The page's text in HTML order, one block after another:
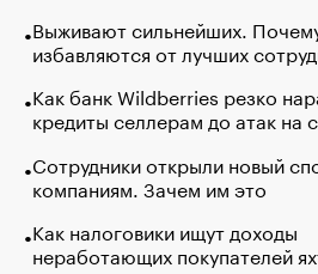
Выживают сильнейших.
избавляются от лучших
Как банк Wildberries резко
кредиты селлерам до атак на
Сотрудники открыли новый
компаниям. Зачем им это
Как налоговики ищут доходы
неработающих покупателей